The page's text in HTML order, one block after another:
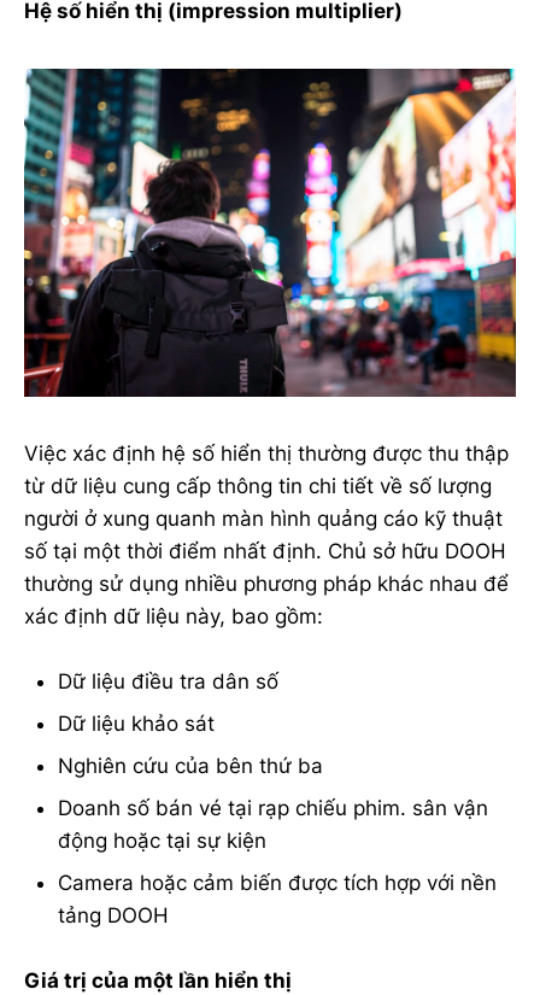
Hệ số hiển thị (impression multiplier)
Việc xác định hệ số hiển thị thường được thu thập
từ dữ liệu cung cấp thông tin chi tiết về số lượng
người ở xung quanh màn hình quảng cáo kỹ thuật
số tại một thời điểm nhất định. Chủ sở hữu DOOH
thường sử dụng nhiều phương pháp khác nhau để
xác định dữ liệu này, bao gồm:
Dữ liệu điều tra dân số
Dữ liệu khảo sát
Nghiên cứu của bên thứ ba
Doanh số bán vé tại rạp chiếu phim. sân vận
động hoặc tại sự kiện
Camera hoặc cảm biến được tích hợp với nền
tảng DOOH
Giá trị của một lần hiển thị